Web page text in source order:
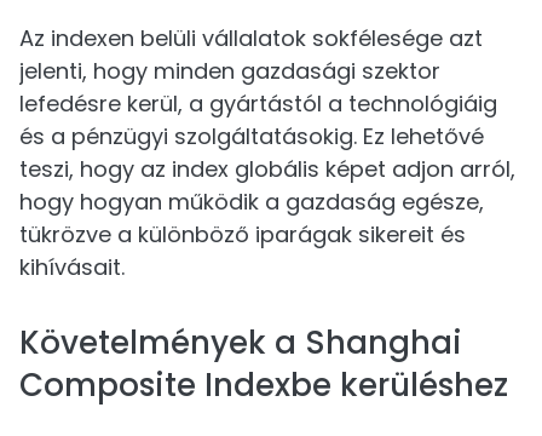
Az indexen belüli vállalatok sokfélesége azt
jelenti, hogy minden gazdasági szektor
lefedésre kerül, a gyártástól a technológiáig
és a pénzügyi szolgáltatásokig. Ez lehetővé
teszi, hogy az index globális képet adjon arról,
hogy hogyan működik a gazdaság egésze,
tükrözve a különböző iparágak sikereit és
kihívásait.
Követelmények a Shanghai
Composite Indexbe kerüléshez